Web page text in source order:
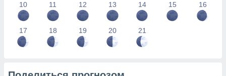
10 11 12 13 14 15 16
17 18 19 20 21